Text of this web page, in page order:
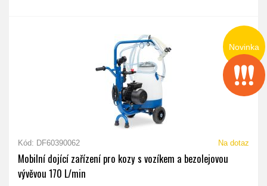
Kód: DF60390062 Na dotaz
Mobilní dojící zařízení pro kozy s vozíkem a bezolejovou
vývěvou 170 L/min
Novinka